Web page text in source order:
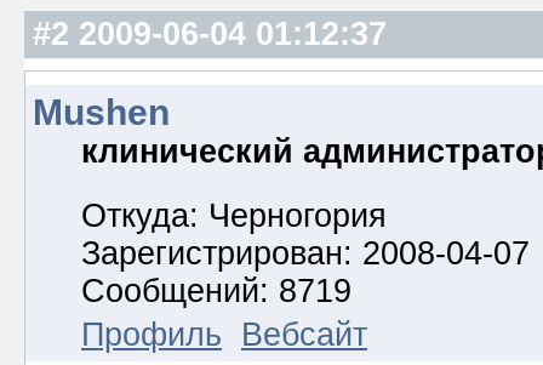
#2 2009-06-04 01:12:37
Mushen
клинический
Откуда: Черногория
Зарегистрирован: 2008-04-07
Сообщений: 8719
Профиль
Вебсайт